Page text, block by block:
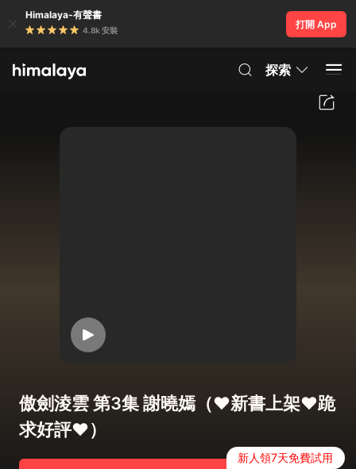
Himalaya-有聲書
4.8k 安裝
打開 App
探索
傲劍淩雲 第3集 謝曉嫣（❤新書上架❤跪
求好評❤）
新人領7天免費試用